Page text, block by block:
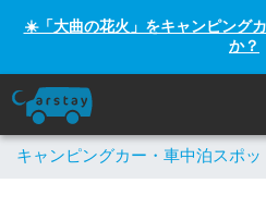
☀️「大曲の花火」をキャンピング
か？
キャンピングカー・車中泊スポッ